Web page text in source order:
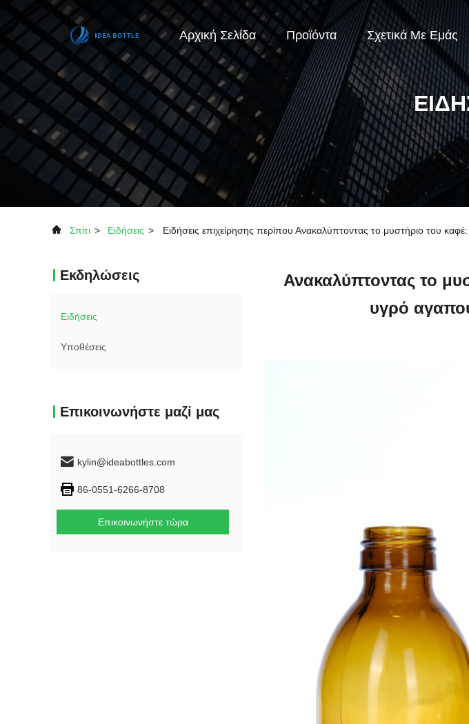
Αρχική Σελίδα Προϊόντα Σχετικά Με Εμάς
Σπίτι > Ειδήσεις > Ειδήσεις επιχείρησης περίπου Ανακαλύπτοντας το μυστήριο του
Εκδηλώσεις
Ειδήσεις
Υποθέσεις
Επικοινωνήστε μαζί μας
kylin@ideabottles.com
86-0551-6266-8708
Επικοινωνήστε τώρα
Ανακαλύπτοντας το
υγρό